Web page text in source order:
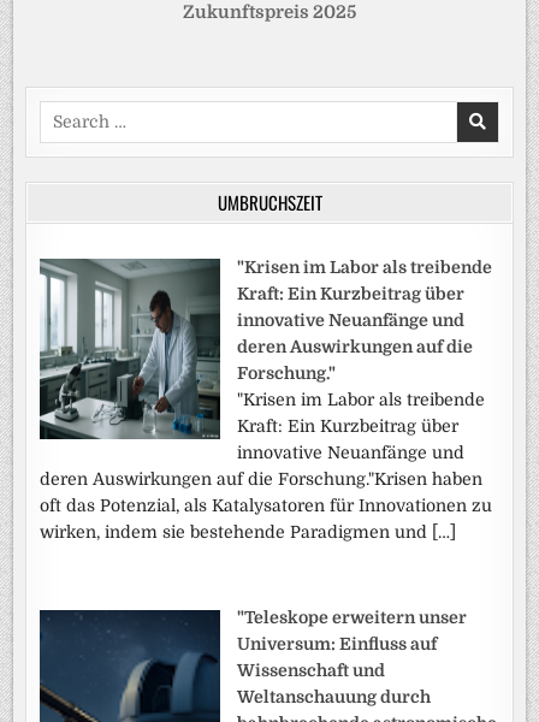
Zukunftspreis 2025
Search
for:
UMBRUCHSZEIT
"Krisen im Labor als treibende
Kraft: Ein Kurzbeitrag über
innovative Neuanfänge und
deren Auswirkungen auf die
Forschung."
"Krisen im Labor als treibende
Kraft: Ein Kurzbeitrag über
innovative Neuanfänge und
deren Auswirkungen auf die Forschung."Krisen haben
oft das Potenzial, als Katalysatoren für Innovationen zu
wirken, indem sie bestehende Paradigmen und […]
"Teleskope erweitern unser
Universum: Einfluss auf
Wissenschaft und
Weltanschauung durch